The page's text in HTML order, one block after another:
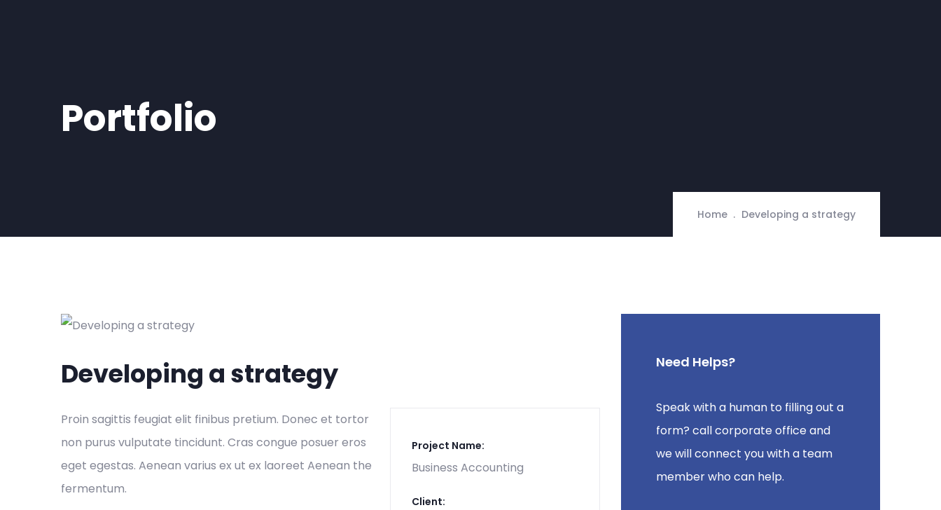
Portfolio
Home Developing a strategy
Developing a strategy
Project Name:
Business Accounting
Client:
Proin sagittis feugiat elit finibus pretium. Donec et tortor
non purus vulputate tincidunt. Cras congue posuer eros
eget egestas. Aenean varius ex ut ex laoreet Aenean the
fermentum.
Need Helps?
Speak with a human to filling out a
form? call corporate office and
we will connect you with a team
member who can help.